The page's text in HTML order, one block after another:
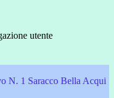
utente
N. 1 Saracco Bella Acqui